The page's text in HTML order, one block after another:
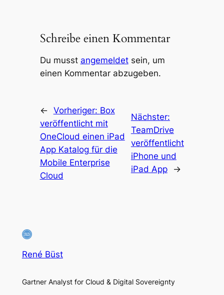
Schreibe einen Kommentar
Du musst angemeldetsein, um
einen Kommentar abzugeben.
← Vorheriger: Box
veröffentlicht mit
OneCloud einen iPad
App Katalog für die
Mobile Enterprise
Cloud
Nächster:
TeamDrive
veröffentlicht
iPhone und
iPad App
→
René Büst
Gartner Analyst for Cloud & Digital Sovereignty